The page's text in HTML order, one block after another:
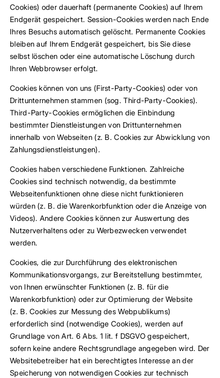
Cookies) oder dauerhaft (permanente Cookies) auf Ihrem
Endgerät gespeichert. Session-Cookies werden nach Ende
Ihres Besuchs automatisch gelöscht. Permanente Cookies
bleiben auf Ihrem Endgerät gespeichert, bis Sie diese
selbst löschen oder eine automatische Löschung durch
Ihren Webbrowser erfolgt.
Cookies können von uns (First-Party-Cookies) oder von
Drittunternehmen stammen (sog. Third-Party-Cookies).
Third-Party-Cookies ermöglichen die Einbindung
bestimmter Dienstleistungen von Drittunternehmen
innerhalb von Webseiten (z. B. Cookies zur Abwicklung von
Zahlungsdienstleistungen).
Cookies haben verschiedene Funktionen. Zahlreiche
Cookies sind technisch notwendig, da bestimmte
Webseitenfunktionen ohne diese nicht funktionieren
würden (z. B. die Warenkorbfunktion oder die Anzeige von
Videos). Andere Cookies können zur Auswertung des
Nutzerverhaltens oder zu Werbezwecken verwendet
werden.
Cookies, die zur Durchführung des elektronischen
Kommunikationsvorgangs, zur Bereitstellung bestimmter,
von Ihnen erwünschter Funktionen (z. B. für die
Warenkorbfunktion) oder zur Optimierung der Website
(z. B. Cookies zur Messung des Webpublikums)
erforderlich sind (notwendige Cookies), werden auf
Grundlage von Art. 6 Abs. 1 lit. f DSGVO gespeichert,
sofern keine andere Rechtsgrundlage angegeben wird. Der
Websitebetreiber hat ein berechtigtes Interesse an der
Speicherung von notwendigen Cookies zur technisch